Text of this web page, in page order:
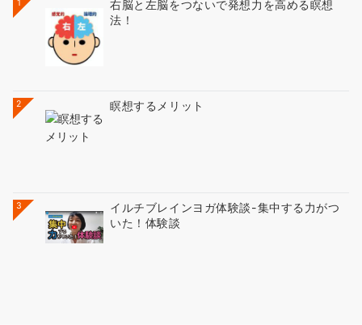
1
右脳と左脳をつないで発想力を高める瞑想
法！
2 瞑想するメリット
3
イルチブレインヨガ体験談-集中する力がつ
いた！体験談